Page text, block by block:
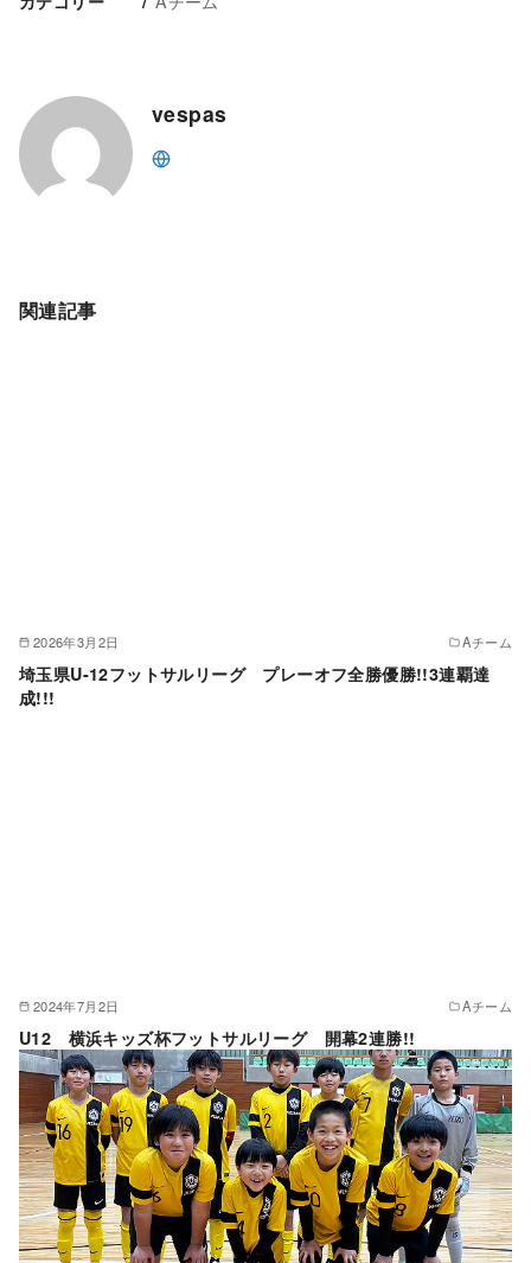
vespas
関連記事
2026年3月2日 Aチーム
埼玉県U-12フットサルリーグ プレーオフ全勝優勝!!3連覇達
成!!!
2024年7月2日 Aチーム
U12 横浜キッズ杯フットサルリーグ 開幕2連勝!!